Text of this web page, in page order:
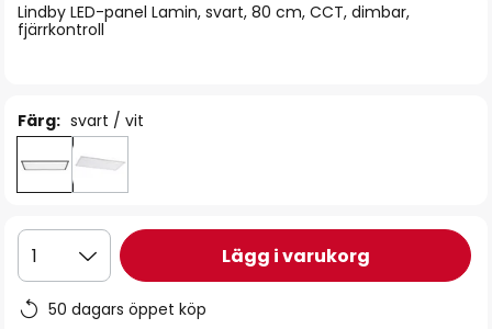
Lindby LED-panel Lamin, svart, 80 cm, CCT, dimbar,
fjärrkontroll
Färg: svart / vit
1 Lägg i varukorg
50 dagars öppet köp